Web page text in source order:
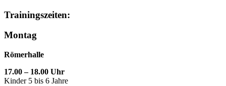
Trainingszeiten:
Montag
Römerhalle
17.00 – 18.00 Uhr
Kinder 5 bis 6 Jahre